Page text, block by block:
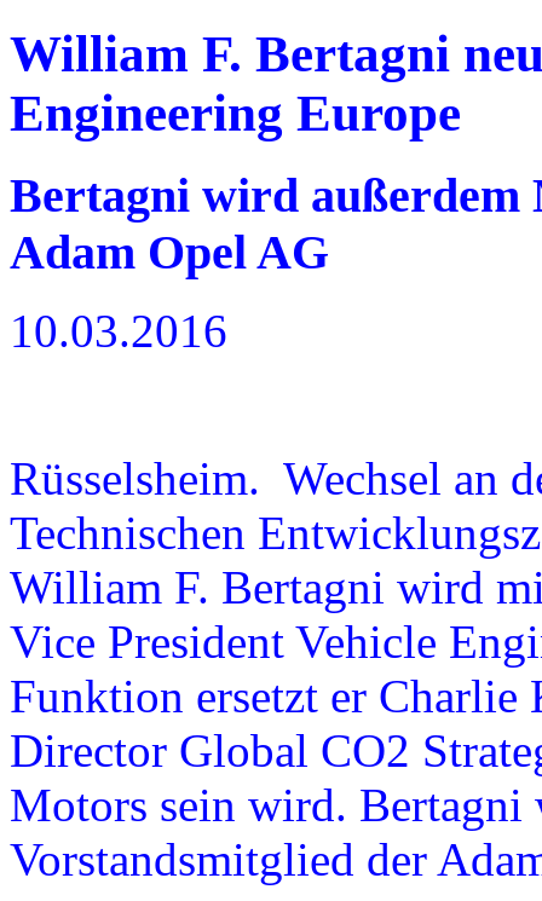
William F. Bertagni
Engineering Europe
Bertagni wird außerdem
Adam Opel AG
10.03.2016
Rüsselsheim. Wechsel an
Technischen
William F. Bertagni wird
Vice President Vehicle
Funktion ersetzt er
Director Global CO2
Motors sein wird.
Vorstandsmitglied der